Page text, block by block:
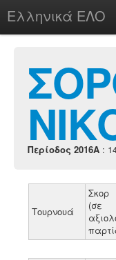
Ελληνικά ΕΛΟ
chesstu.be @ discord
Login
Περίοδος 2016A :
Τουρνουά
Σκορ
(σε